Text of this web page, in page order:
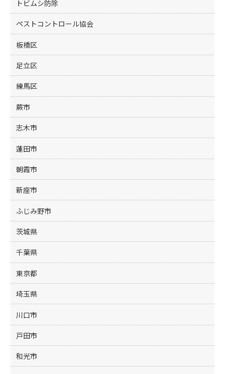
トビムシ防除
ペストコントロール協会
板橋区
足立区
練馬区
蕨市
志木市
蓮田市
朝霞市
新座市
ふじみ野市
茨城県
千葉県
東京都
埼玉県
川口市
戸田市
和光市